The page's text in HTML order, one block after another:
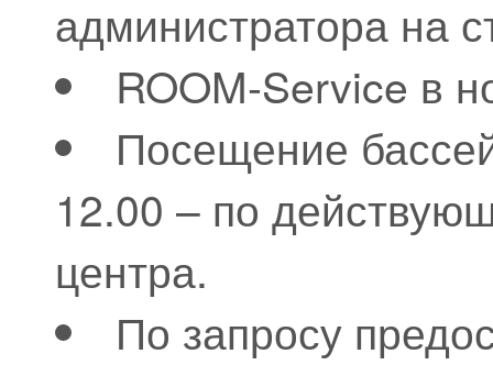
администратора на
ROOM-Service в
Посещение
12.00 – по
центра.
По запросу